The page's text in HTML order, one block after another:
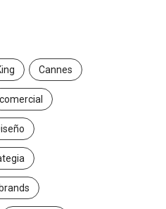
2026/06/23
Cannes
comercial